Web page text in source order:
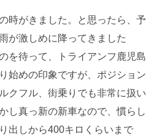
時がきました。と思ったら、予
が激しめに降ってきました
を待って、トライアンフ鹿児島
始めの印象ですが、ポジション
クフル、街乗りでも非常に扱い
し真っ新の新車なので、慣らし
出しから400キロくらいまで